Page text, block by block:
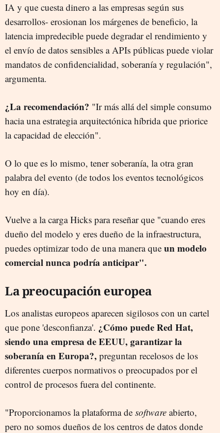
IA y que cuesta dinero a las empresas según sus
desarrollos- erosionan los márgenes de beneficio, la
latencia impredecible puede degradar el rendimiento y
el envío de datos sensibles a APIs públicas puede violar
mandatos de confidencialidad, soberanía y regulación",
argumenta.
¿La recomendación? "Ir más allá del simple consumo
hacia una estrategia arquitectónica híbrida que priorice
la capacidad de elección".
O lo que es lo mismo, tener soberanía, la otra gran
palabra del evento (de todos los eventos tecnológicos
hoy en día).
Vuelve a la carga Hicks para reseñar que "cuando eres
dueño del modelo y eres dueño de la infraestructura,
puedes optimizar todo de una manera que un modelo
comercial nunca podría anticipar".
La preocupación europea
Los analistas europeos aparecen sigilosos con un cartel
que pone 'desconfianza'. ¿Cómo puede Red Hat,
siendo una empresa de EEUU, garantizar la
soberanía en Europa?, preguntan recelosos de los
diferentes cuerpos normativos o preocupados por el
control de procesos fuera del continente.
"Proporcionamos la plataforma de software abierto,
pero no somos dueños de los centros de datos donde